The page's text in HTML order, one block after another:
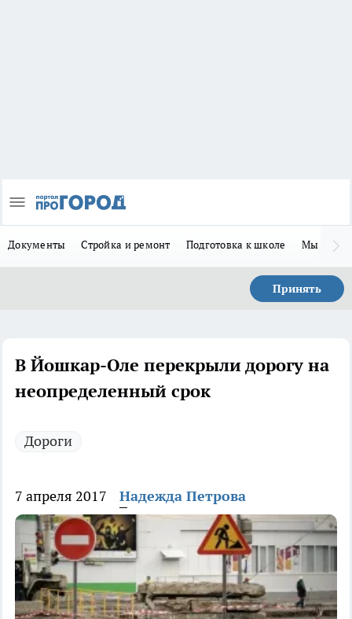
Документы Стройка и ремонт Подготовка к школе Мы в MAX
Принять
В Йошкар-Оле перекрыли дорогу на
неопределенный срок
Дороги
7 апреля 2017 Надежда Петрова